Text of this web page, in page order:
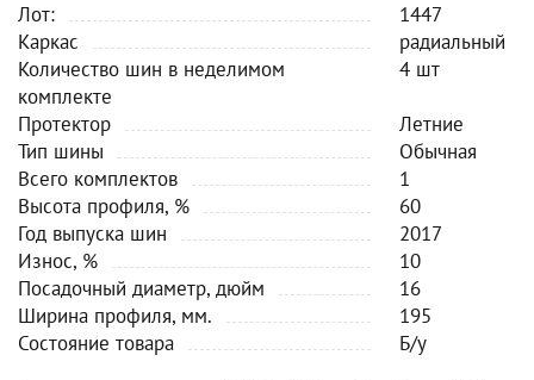
Лот:
1447
Каркас
радиальный
Количество шин в неделимом
комплекте
4 шт
Протектор
Летние
Тип шины
Обычная
Всего комплектов
1
Высота профиля, %
60
Год выпуска шин
2017
Износ, %
10
Посадочный диаметр, дюйм
16
Ширина профиля, мм.
195
Состояние товара
Б/у